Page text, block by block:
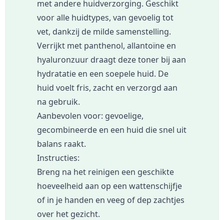
met andere huidverzorging. Geschikt
voor alle huidtypes, van gevoelig tot
vet, dankzij de milde samenstelling.
Verrijkt met panthenol, allantoïne en
hyaluronzuur draagt deze toner bij aan
hydratatie en een soepele huid. De
huid voelt fris, zacht en verzorgd aan
na gebruik.
Aanbevolen voor: gevoelige,
gecombineerde en een huid die snel uit
balans raakt.
Instructies:
Breng na het reinigen een geschikte
hoeveelheid aan op een wattenschijfje
of in je handen en veeg of dep zachtjes
over het gezicht.